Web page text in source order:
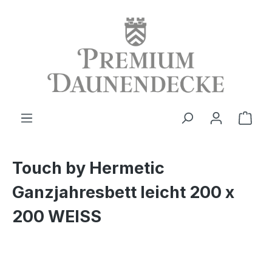
Touch by Hermetic
Ganzjahresbett leicht 200 x
200 WEISS